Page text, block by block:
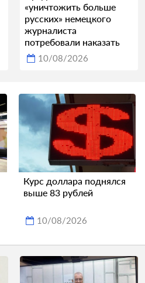
«уничтожить больше
русских» немецкого
журналиста
потребовали наказать
10/08/2026
Курс доллара поднялся
выше 83 рублей
10/08/2026